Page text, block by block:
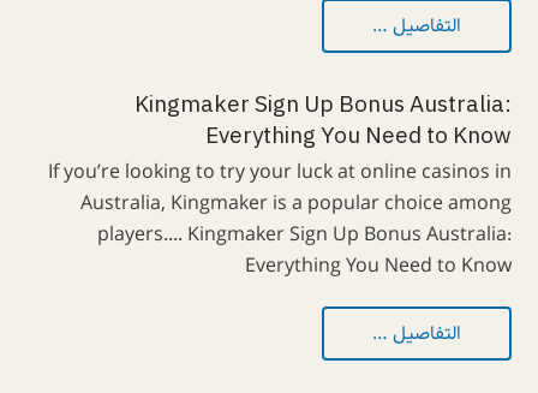
التفاصيل …
Kingmaker Sign Up Bonus Australia:
Everything You Need to Know
If you’re looking to try your luck at online casinos in
Australia, Kingmaker is a popular choice among
players.... Kingmaker Sign Up Bonus Australia:
Everything You Need to Know
التفاصيل …